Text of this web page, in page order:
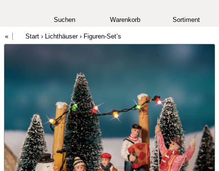
Suchen Warenkorb Sortiment
Start › Lichthäuser› Figuren-Set’s